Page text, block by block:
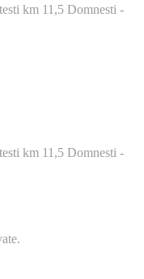
km 11,5 Domnesti -
km 11,5 Domnesti -